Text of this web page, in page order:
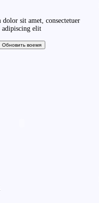
sit amet, consectetuer
adipiscing elit